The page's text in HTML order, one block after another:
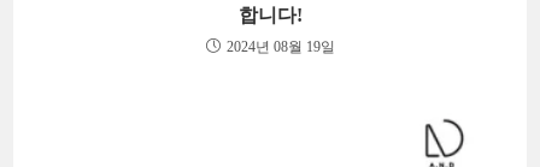
합니다!
2024년 08월 19일